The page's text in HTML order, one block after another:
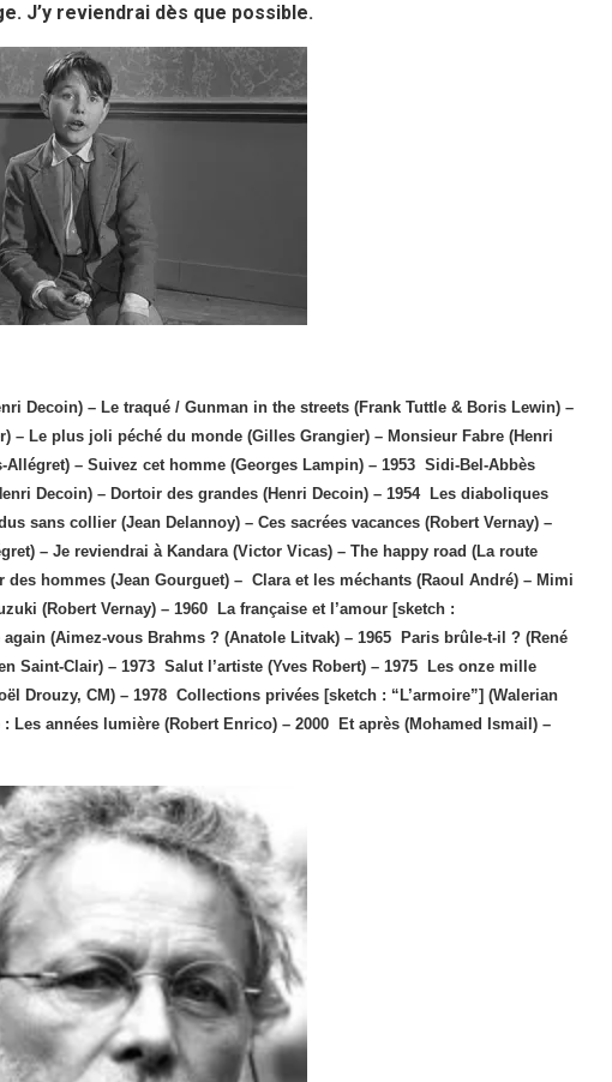
J’y reviendrai dès que possible.
Decoin) – Le traqué / Gunman in the streets (Frank Tuttle & Boris Lewin) –
– Le plus joli péché du monde (Gilles Grangier) – Monsieur Fabre (Henri
Allégret) – Suivez cet homme (Georges Lampin) – 1953 Sidi-Bel-Abbès
Decoin) – Dortoir des grandes (Henri Decoin) – 1954
Les diaboliques
sans collier (Jean Delannoy) – Ces sacrées vacances (Robert Vernay) –
– Je reviendrai à Kandara (Victor Vicas) – The happy road (La route
des hommes (Jean Gourguet) – Clara et les méchants (Raoul André) – Mimi
(Robert Vernay) – 1960
La française et l’amour [sketch :
(Aimez-vous Brahms ? (Anatole Litvak) – 1965
Paris brûle-t-il ? (René
Saint-Clair) – 1973 Salut l’artiste (Yves Robert) – 1975
Les onze mille
Drouzy, CM) – 1978 Collections privées [sketch : “L’armoire”] (Walerian
Les années lumière (Robert Enrico) – 2000
Et après (Mohamed Ismail) –